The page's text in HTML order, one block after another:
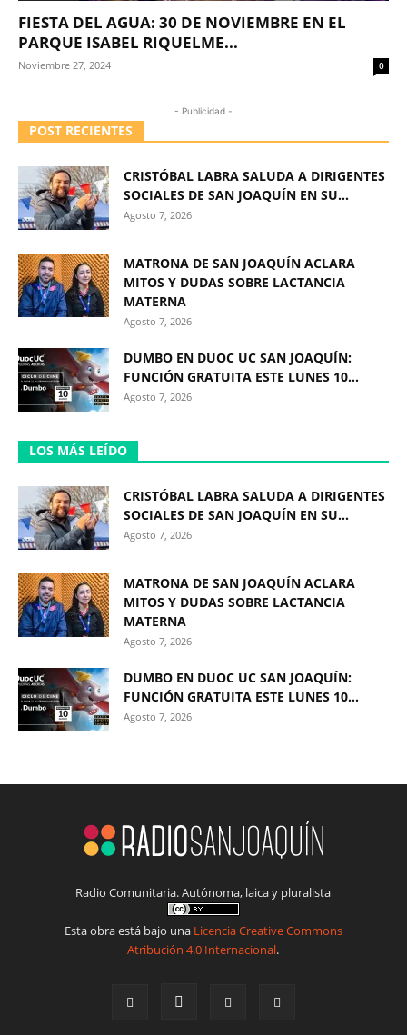
FIESTA DEL AGUA: 30 DE NOVIEMBRE EN EL
PARQUE ISABEL RIQUELME...
Noviembre 27, 2024 0
- Publicidad -
POST RECIENTES
CRISTÓBAL LABRA SALUDA A DIRIGENTES
SOCIALES DE SAN JOAQUÍN EN SU...
Agosto 7, 2026
MATRONA DE SAN JOAQUÍN ACLARA
MITOS Y DUDAS SOBRE LACTANCIA
MATERNA
Agosto 7, 2026
DUMBO EN DUOC UC SAN JOAQUÍN:
FUNCIÓN GRATUITA ESTE LUNES 10...
Agosto 7, 2026
LOS MÁS LEÍDO
CRISTÓBAL LABRA SALUDA A DIRIGENTES
SOCIALES DE SAN JOAQUÍN EN SU...
Agosto 7, 2026
MATRONA DE SAN JOAQUÍN ACLARA
MITOS Y DUDAS SOBRE LACTANCIA
MATERNA
Agosto 7, 2026
DUMBO EN DUOC UC SAN JOAQUÍN:
FUNCIÓN GRATUITA ESTE LUNES 10...
Agosto 7, 2026
Radio Comunitaria. Autónoma, laica y pluralista
Esta obra está bajo una Licencia Creative Commons
Atribución 4.0 Internacional.